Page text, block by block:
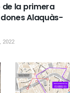
de la primera
Alaquàs-
2022